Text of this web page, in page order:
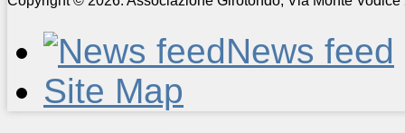
News feed
Site Map